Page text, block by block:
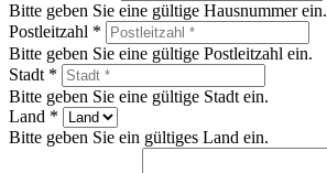
Bitte geben Sie eine gültige Hausnummer ein.
Postleitzahl *
Bitte geben Sie eine gültige Postleitzahl ein.
Stadt *
Bitte geben Sie eine gültige Stadt ein.
Land *
Bitte geben Sie ein gültiges Land ein.